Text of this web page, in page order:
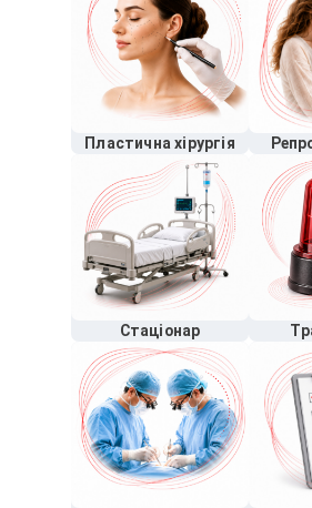
Пластична хірургія
Стаціонар